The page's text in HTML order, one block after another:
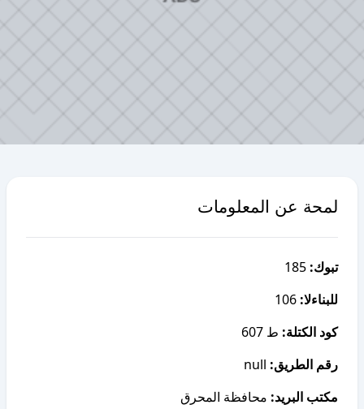
لمحة عن المعلومات
تبوك:
للبناءلا:
كود الكتلة: ط 607
رقم الطريق:
مكتب البريد: محافظة المحرق